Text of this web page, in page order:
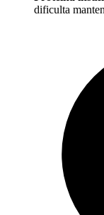
dificulta